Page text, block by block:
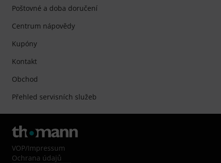
Poštovné a doba doručení
Centrum nápovědy
Kupóny
Kontakt
Obchod
Přehled servisních služeb
VOP/Impressum
Ochrana údajů